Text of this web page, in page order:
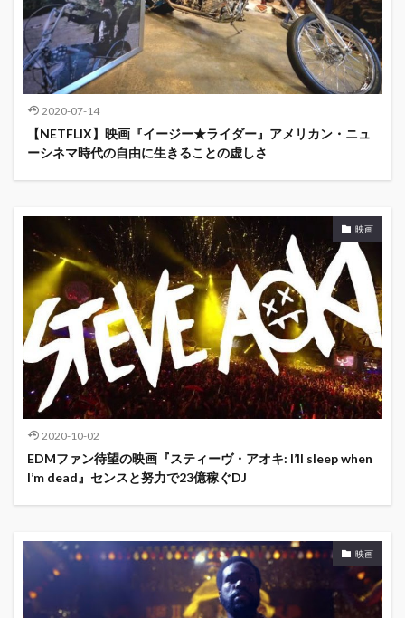
2020-07-14
【NETFLIX】映画『イージー★ライダー』アメリカン・ニュ
ーシネマ時代の自由に生きることの虚しさ
映画
2020-10-02
EDMファン待望の映画『スティーヴ・アオキ: I’ll sleep when
I’m dead』センスと努力で23億稼ぐDJ
映画